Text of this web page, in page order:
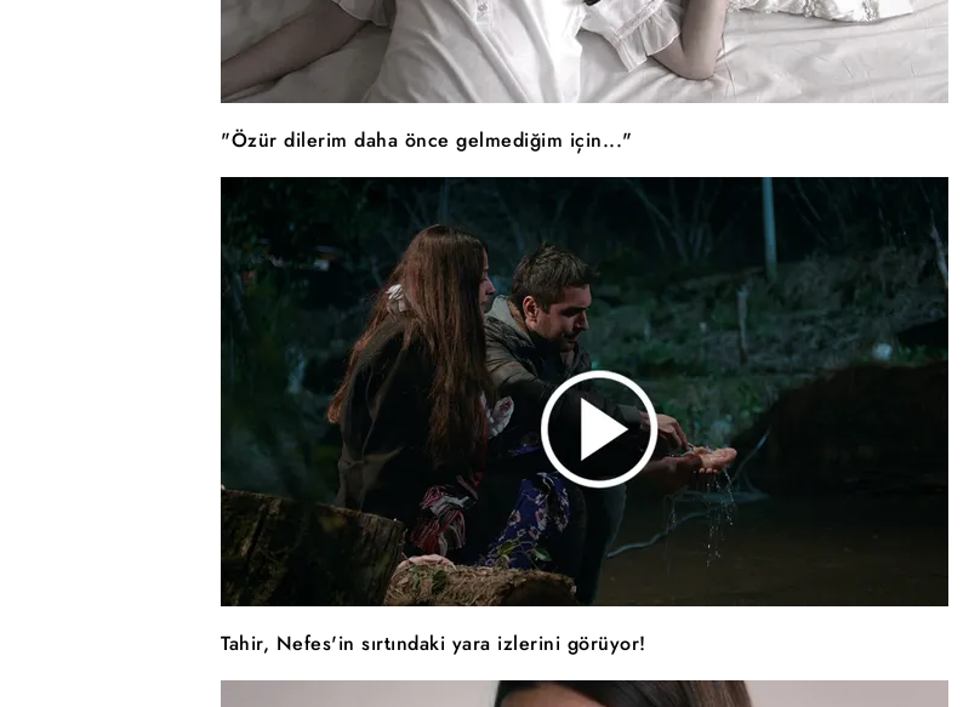
"Özür dilerim daha önce gelmediğim için..."
Tahir, Nefes'in sırtındaki yara izlerini görüyor!